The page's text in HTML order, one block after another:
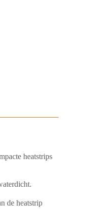
heatstrips
de heatstrip